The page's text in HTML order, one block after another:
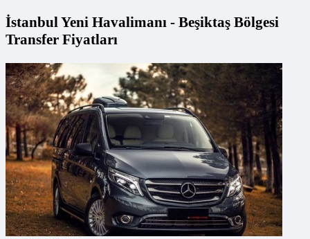
İstanbul Yeni Havalimanı - Beşiktaş Bölgesi
Transfer Fiyatları